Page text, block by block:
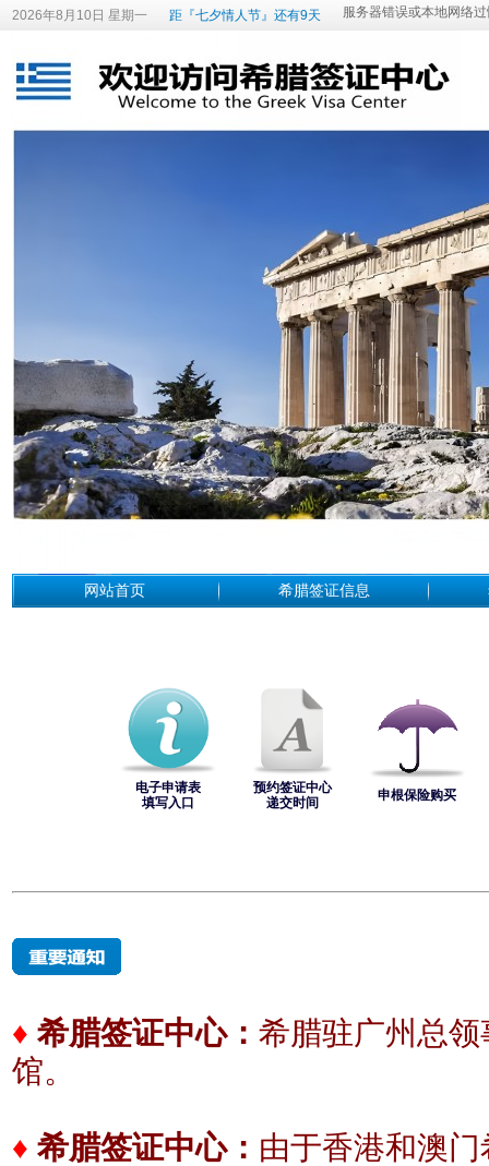
2026年8月10日 星期一 距『七夕情人节』还有9天
网站首页 希腊签证信息
电子申请表
填写入口
预约签证中心
递交时间
申根保险购买
♦ 希腊签证中心： 希腊驻广州总
馆。
♦ 希腊签证中心： 由于香港和澳